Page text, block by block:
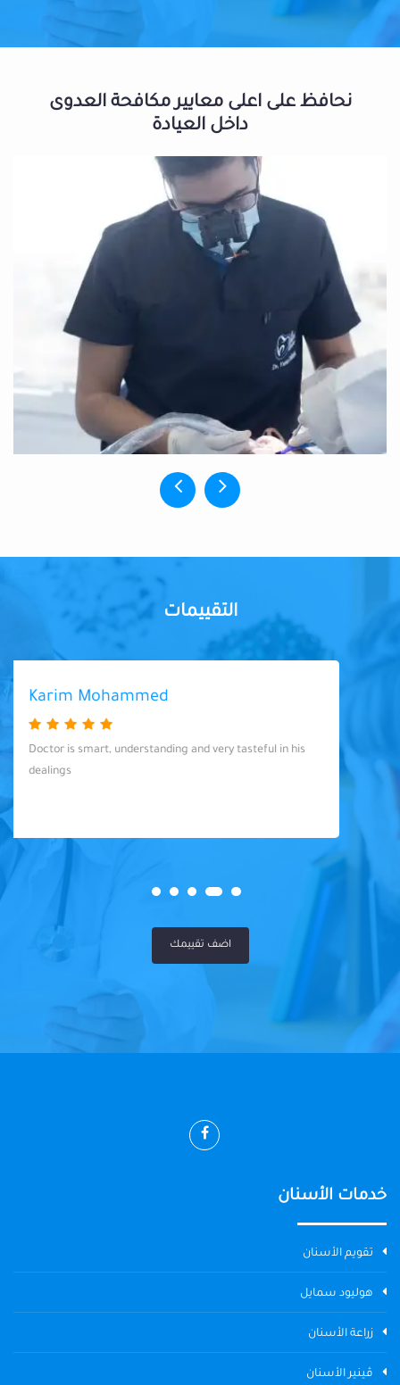
نحافظ على اعلى معايير مكافحة العدوى
داخل العيادة
التقييمات
Karim Mohammed
Doctor is smart, understanding and very tasteful in his
dealings
اضف تقييمك
خدمات الأسنان
تقويم الأسنان
هوليود سمايل
زراعة الأسنان
ڤينير الأسنان